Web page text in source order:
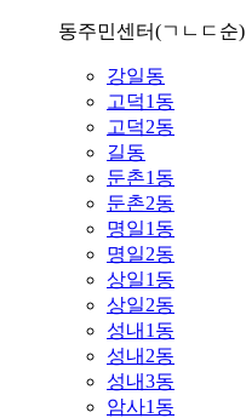
동주민센터(ㄱㄴㄷ순)
강일동
고덕1동
고덕2동
길동
둔촌1동
둔촌2동
명일1동
명일2동
상일1동
상일2동
성내1동
성내2동
성내3동
암사1동